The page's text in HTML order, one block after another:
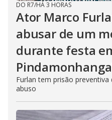
DO R7/HÁ 3 HORAS
Ator Marco
abusar de um
durante festa
Furlan tem prisão
abuso